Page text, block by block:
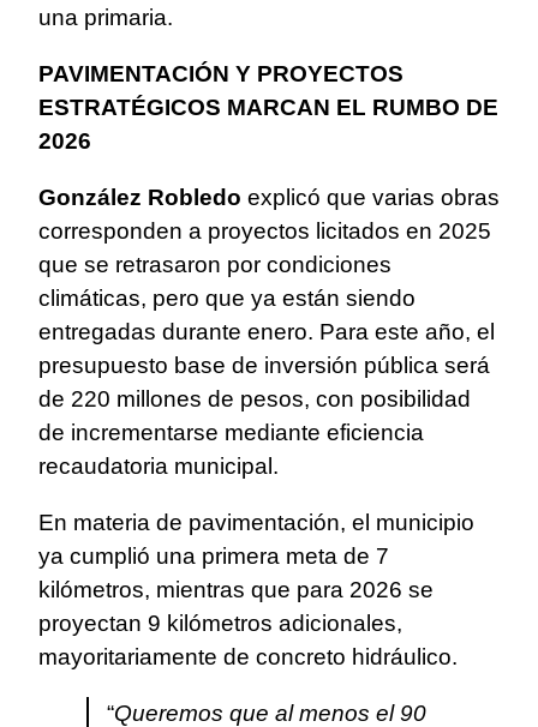
una primaria.
PAVIMENTACIÓN Y PROYECTOS
ESTRATÉGICOS MARCAN EL RUMBO DE
2026
González Robledo explicó que varias obras
corresponden a proyectos licitados en 2025
que se retrasaron por condiciones
climáticas, pero que ya están siendo
entregadas durante enero. Para este año, el
presupuesto base de inversión pública será
de 220 millones de pesos, con posibilidad
de incrementarse mediante eficiencia
recaudatoria municipal.
En materia de pavimentación, el municipio
ya cumplió una primera meta de 7
kilómetros, mientras que para 2026 se
proyectan 9 kilómetros adicionales,
mayoritariamente de concreto hidráulico.
“Queremos que al menos el 90